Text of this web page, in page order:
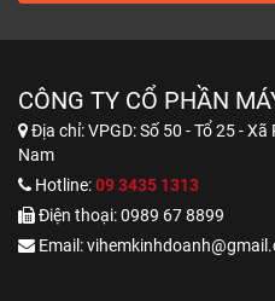
CÔNG TY CỔ PHẦN
Địa chỉ:VPGD: Số 50 - Tổ 25 -
Nam
Hotline:09 3435 1313
Điện thoại:0989 67 8899
Email: